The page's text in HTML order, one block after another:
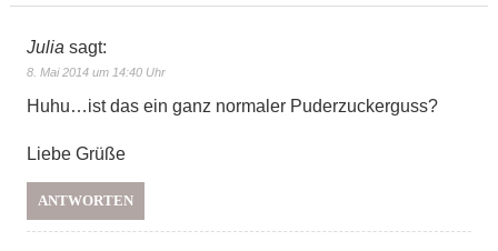
Julia sagt:
8. Mai 2014 um 14:40 Uhr
Huhu…ist das ein ganz normaler Puderzuckerguss?
Liebe Grüße
ANTWORTEN